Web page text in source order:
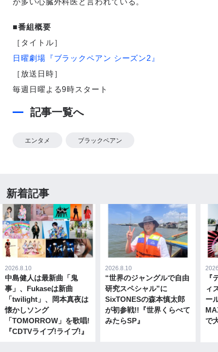
■番組概要
［タイトル］
日曜劇場『ブラックペアン シーズン2』
［放送日時］
毎週日曜よる9時スタート
記事一覧へ
エンタメ ブラックペアン
新着記事
中島健人は最新曲「鬼
事」、Fukaseは新曲
「twilight」、岡本真夜は
懐かしソング
「TOMORROW」を歌唱!
『CDTVライブ!ライブ!』
2026.8.10
“世界のジャングルで自由
研究スペシャル”に
SixTONESの森本慎太郎
が初参戦!!『世界くらべて
みたらSP』
2026.8.10
『
ィ
ー
で